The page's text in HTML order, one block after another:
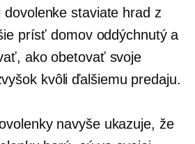
staviate hrad z
prísť domov oddýchnutý a
ako obetovať svoje
kvôli ďalšiemu predaju.
navyše ukazuje, že